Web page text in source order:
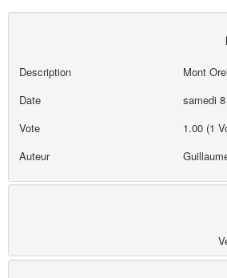
Description
Mont
Date
samedi
Vote
1.00 (1
Auteur